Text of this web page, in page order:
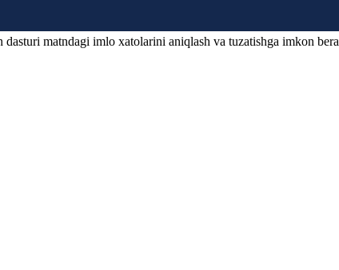
matndagi imlo xatolarini aniqlash va tuzatishga imkon